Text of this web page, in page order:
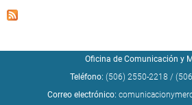
Oficina de Comunicación y
Teléfono: (506) 2550-2218 /
Correo electrónico: